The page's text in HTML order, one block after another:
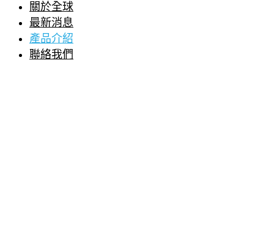
關於全球
最新消息
產品介紹
聯絡我們